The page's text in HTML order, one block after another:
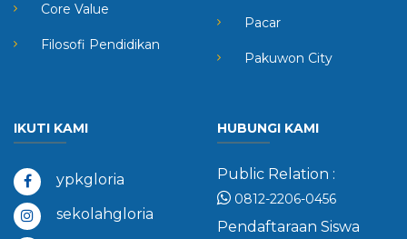
Core Value
Filosofi Pendidikan
Pacar
Pakuwon City
IKUTI KAMI
ypkgloria
sekolahgloria
HUBUNGI KAMI
Public Relation :
0812-2206-0456
Pendaftaraan Siswa